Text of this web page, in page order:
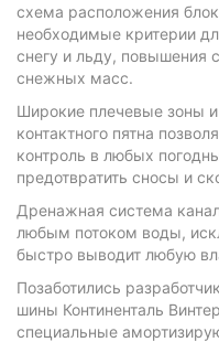
схема расположения
необходимые критерии
снегу и льду, повышения
снежных масс.
Широкие плечевые зоны
контактного пятна
контроль в любых
предотвратить сносы и
Дренажная система
любым потоком воды,
быстро выводит любую
Позаботились
шины Континенталь
специальные